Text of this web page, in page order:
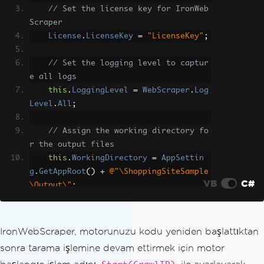
// Set the license key for IronWeb
Scraper
License . LicenseKey = "LicenseKey" ;
// Set the logging level to captur
e all logs
this . LoggingLevel = WebScraper . Log
Level . All ;
// Assign the working directory fo
r the output files
this . WorkingDirectory =
AppSettin
g . GetAppRoot() +
@"\ShoppingSiteSample
\Output\" ;
c expiration time of 1 hour, 30 minute
EnableWebCache ( new TimeSpan (1, 30 ,
VB C#
IronWebScraper, motorunuzu kodu yeniden başlattıktan
sonra tarama işlemine devam ettirmek için motor